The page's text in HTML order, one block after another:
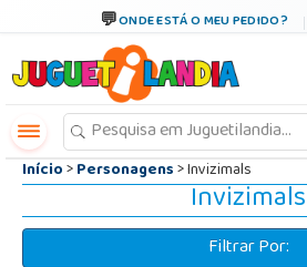
ONDE ESTÁ O MEU PEDIDO?
Início>Personagens> Invizimals
Invizimals
Filtrar Por: